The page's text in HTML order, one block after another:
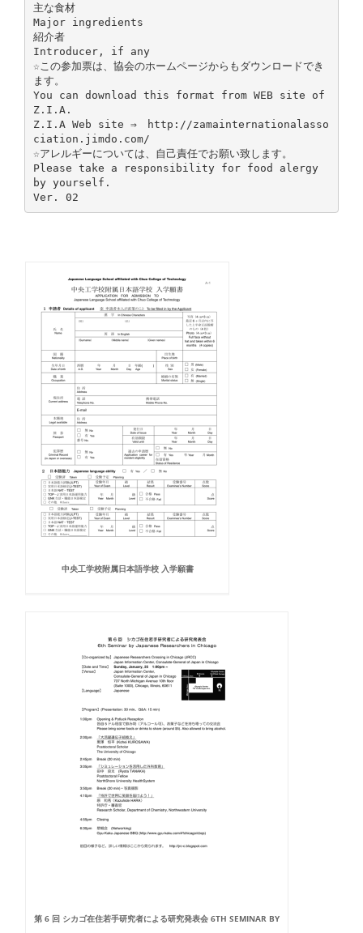
主な食材
Major ingredients
紹介者
Introducer, if any
☆この参加票は、協会のホームページからもダウンロードでき
ます。
You can download this format from WEB site of
Z.I.A.
Z.I.A Web site ⇒ http://zamainternationalasso
ciation.jimdo.com/
☆アレルギーについては、自己責任でお願い致します。
Please take a responsibility for food alergy
by yourself.
中央工学校附属日本語学校 入学願書
第 6 回 シカゴ在住若手研究者による研究発表会 6TH SEMINAR BY